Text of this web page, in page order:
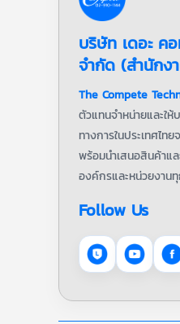
บริษัท เดอะ ค
จำกัด (สำนักง
The Compete
ตัวแทนจำหน่ายและให้
ทางการในประเทศไท
พร้อมนำเสนอสินค้าแ
องค์กรและหน่วยงาน
Follow Us